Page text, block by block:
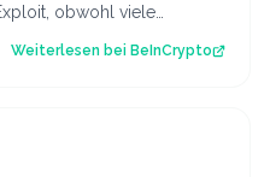
obwohl viele
Weiterlesen bei BeInCrypto